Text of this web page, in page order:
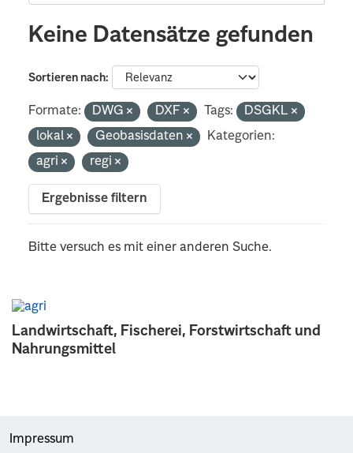
Landwirtschaft, Fischerei, Forstwirtschaft und
Nahrungsmittel
Keine Datensätze gefunden
Sortieren nach
Formate: DWG DXF Tags:
DSGKL
lokal
Geobasisdaten
Kategorien:
agri
regi
Ergebnisse filtern
Bitte versuch es mit einer anderen Suche.
Impressum